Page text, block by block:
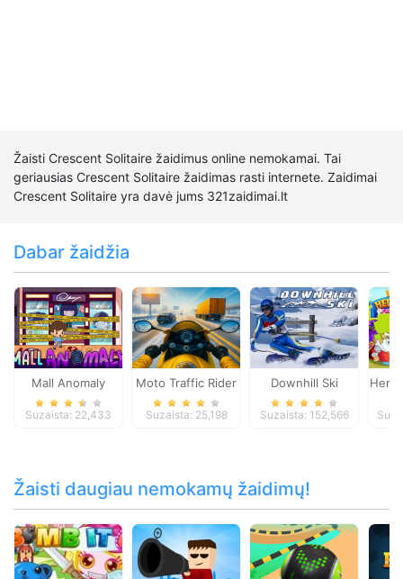
Žaisti Crescent Solitaire žaidimus online nemokamai. Tai
geriausias Crescent Solitaire žaidimas rasti internete. Zaidimai
Crescent Solitaire yra davė jums 321zaidimai.lt
Dabar žaidžia
Mall Anomaly
Suzaista: 22,433
Moto Traffic Rider
Suzaista: 25,198
Downhill Ski
Suzaista: 152,566
Žaisti daugiau nemokamų žaidimų!